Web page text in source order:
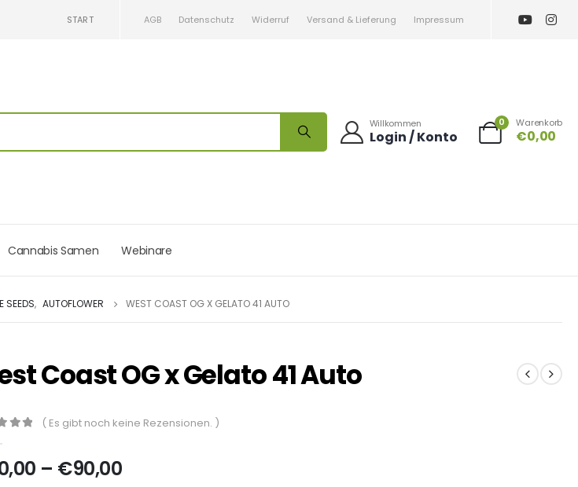
START AGB Datenschutz Widerruf Versand & Lieferung Impressum
Willkommen
Login / Konto
0 Warenkorb
€0,00
Cannabis Samen Webinare
SEEDS, AUTOFLOWER WEST COAST OG X GELATO 41 AUTO
Coast OG x Gelato 41 Auto
( Es gibt noch keine Rezensionen. )
– €90,00